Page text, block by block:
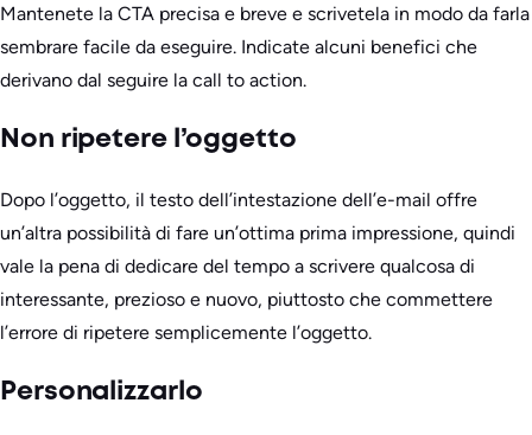
Mantenete la CTA precisa e breve e scrivetela in modo da farla
sembrare facile da eseguire. Indicate alcuni benefici che
derivano dal seguire la call to action.
Non ripetere l’oggetto
Dopo l’oggetto, il testo dell’intestazione dell’e-mail offre
un’altra possibilità di fare un’ottima prima impressione, quindi
vale la pena di dedicare del tempo a scrivere qualcosa di
interessante, prezioso e nuovo, piuttosto che commettere
l’errore di ripetere semplicemente l’oggetto.
Personalizzarlo